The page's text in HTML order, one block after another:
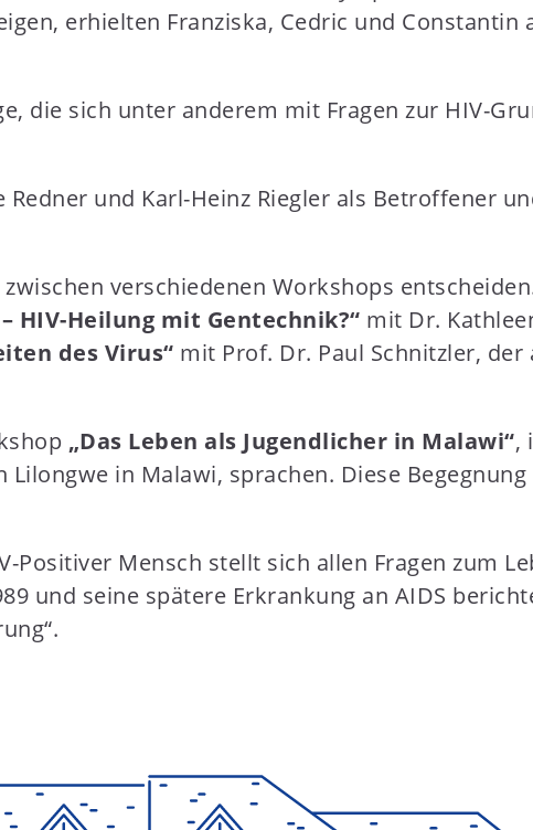
erhielten Franziska, Cedric und Constantin
die sich unter anderem mit Fragen zur HIV-
und Karl-Heinz Riegler als Betroffener
verschiedenen Workshops
HIV-Heilung mit Gentechnik?“ mit Dr.
des Virus“ mit Prof. Dr. Paul Schnitzler,
„Das Leben als Jugendlicher in Malawi“,
in Malawi, sprachen. Diese
Positiver Mensch stellt sich allen Fragen zum
und seine spätere Erkrankung an AIDS